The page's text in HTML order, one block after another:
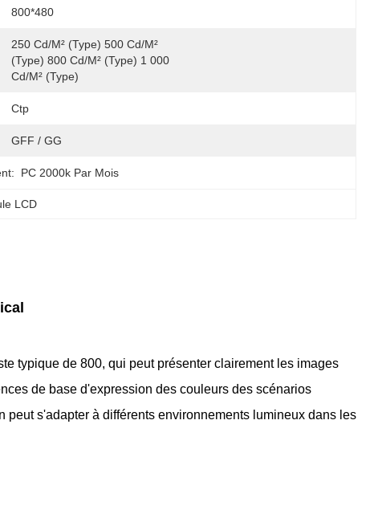
800*480
250 Cd/m² (type) 500 Cd/m²
(type) 800 Cd/m² (type) 1 000
Cd/m² (type)
Ctp
GFF / GG
PC 2000k Par Mois
LCD
typique de 800, qui peut présenter clairement les images
de base d'expression des couleurs des scénarios
s'adapter à différents environnements lumineux dans les